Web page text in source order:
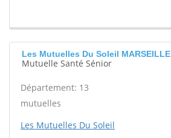
Les Mutuelles Du Soleil MARSEILLE
Mutuelle Santé Sénior
Département: 13
mutuelles
Les Mutuelles Du Soleil